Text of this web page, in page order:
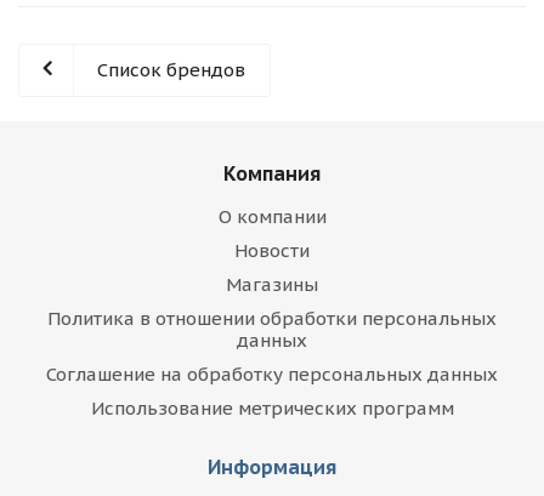
Список брендов
Компания
О компании
Новости
Магазины
Политика в отношении обработки персональных
данных
Соглашение на обработку персональных данных
Использование метрических программ
Информация